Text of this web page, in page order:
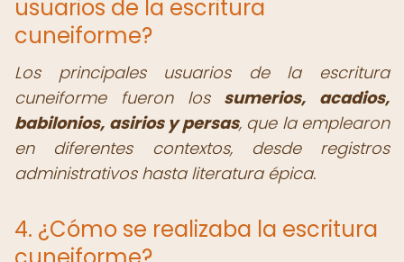
usuarios de la escritura
cuneiforme?
Los principales usuarios de la escritura
cuneiforme fueron los sumerios, acadios,
babilonios, asirios y persas, que la emplearon
en diferentes contextos, desde registros
administrativos hasta literatura épica.
4. ¿Cómo se realizaba la escritura